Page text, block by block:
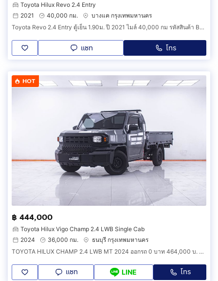
Toyota Hilux Revo 2.4 Entry
2021
40,000 กม.
บางแค กรุงเทพมหานคร
Toyota Revo 2.4 Entry ตู้เย็น 1.90ม. ปี 2021 ไมล์ 40,000 กม รหัสสินค้า BBCF
แชท โทร
HOT
฿ 444,000
Toyota Hilux Vigo Champ 2.4 LWB Single Cab
2024
36,000 กม.
ธนบุรี กรุงเทพมหานคร
TOYOTA HILUX CHAMP 2.4 LWB MT 2024 ออกรถ 0 บาท 464,000 บ. รหัสรถ 1F733
แชท LINE โทร